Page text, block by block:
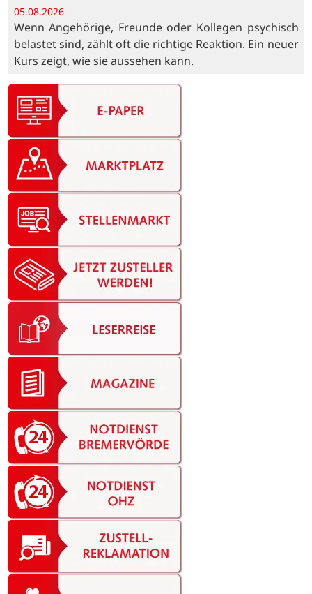
05.08.2026
Wenn Angehörige, Freunde oder Kollegen psychisch
belastet sind, zählt oft die richtige Reaktion. Ein neuer
Kurs zeigt, wie sie aussehen kann.